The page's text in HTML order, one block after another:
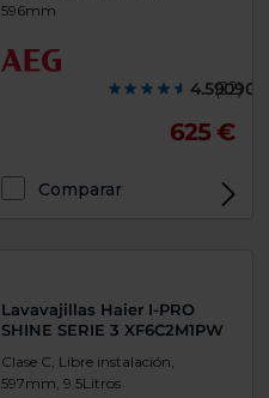
596mm
(22)
625 €
Comparar
Lavavajillas Haier I-PRO
SHINE SERIE 3 XF6C2M1PW
Clase C, Libre instalación,
597mm, 9.5Litros